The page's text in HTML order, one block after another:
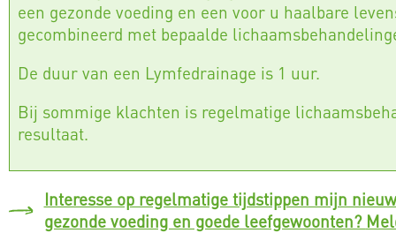
een gezonde voeding en een voor u haalbare
gecombineerd met bepaalde
De duur van een Lymfedrainage is 1 uur.
Bij sommige klachten is regelmatige
resultaat.
Interesse op regelmatige tijdstippen mijn
gezonde voeding en goede leefgewoonten?